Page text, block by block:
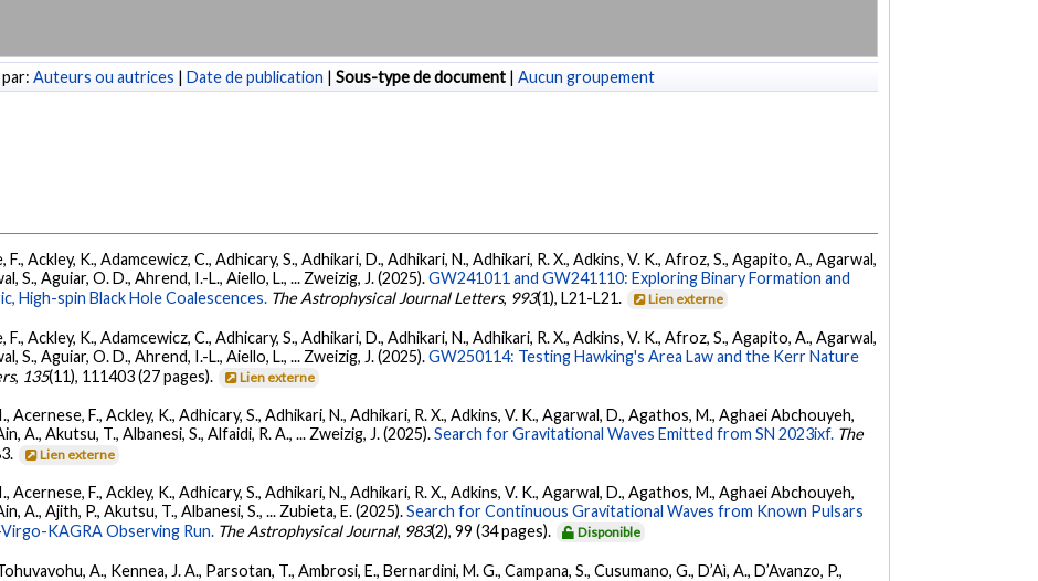
Auteurs ou autrices | Date de publication | Sous-type de document | Aucun groupement
Ackley, K., Adamcewicz, C., Adhicary, S., Adhikari, D., Adhikari, N., Adhikari, R. X., Adkins, V. K., Afroz, S., Agapito, A., Agarwal,
S., Aguiar, O. D., Ahrend, I.-L., Aiello, L., ... Zweizig, J. (2025).GW241011 and GW241110: Exploring Binary Formation and
High-spin Black Hole Coalescences. The Astrophysical Journal Letters, 993(1), L21-L21. Lien externe
Ackley, K., Adamcewicz, C., Adhicary, S., Adhikari, D., Adhikari, N., Adhikari, R. X., Adkins, V. K., Afroz, S., Agapito, A., Agarwal,
S., Aguiar, O. D., Ahrend, I.-L., Aiello, L., ... Zweizig, J. (2025).GW250114: Testing Hawking's Area Law and the Kerr Nature
, 135(11), 111403 (27 pages). Lien externe
F., Ackley, K., Adhicary, S., Adhikari, N., Adhikari, R. X., Adkins, V. K., Agarwal, D., Agathos, M., Aghaei Abchouyeh,
A., Akutsu, T., Albanesi, S., Alfaidi, R. A., ... Zweizig, J. (2025).Search for Gravitational Waves Emitted from SN 2023ixf. The
Lien externe
F., Ackley, K., Adhicary, S., Adhikari, N., Adhikari, R. X., Adkins, V. K., Agarwal, D., Agathos, M., Aghaei Abchouyeh,
A., Ajith, P., Akutsu, T., Albanesi, S., ... Zubieta, E. (2025).Search for Continuous Gravitational Waves from Known Pulsars
KAGRA Observing Run. The Astrophysical Journal, 983(2), 99 (34 pages). Disponible
A., Kennea, J. A., Parsotan, T., Ambrosi, E., Bernardini, M. G., Campana, S., Cusumano, G., D’Aì, A., D’Avanzo, P.,